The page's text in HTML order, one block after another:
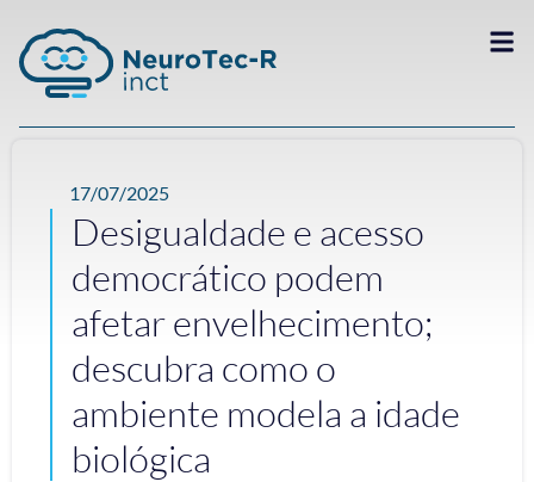
17/07/2025
Desigualdade e acesso
democrático podem
afetar envelhecimento;
descubra como o
ambiente modela a idade
biológica